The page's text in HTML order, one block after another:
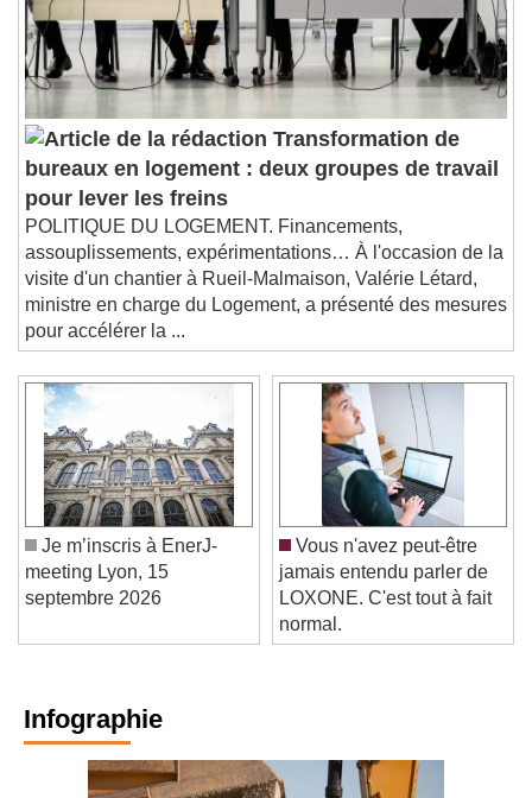
Transformation de
bureaux en logement : deux groupes de travail
pour lever les freins
POLITIQUE DU LOGEMENT. Financements,
assouplissements, expérimentations… À l'occasion de la
visite d'un chantier à Rueil-Malmaison, Valérie Létard,
ministre en charge du Logement, a présenté des mesures
pour accélérer la ...
Je m’inscris à EnerJ-
meeting Lyon, 15
septembre 2026
Vous n'avez peut-être
jamais entendu parler de
LOXONE. C'est tout à fait
normal.
Infographie